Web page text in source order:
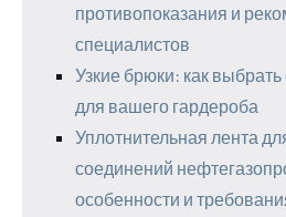
противопоказания и
специалистов
Узкие брюки: как
для вашего гардероба
Уплотнительная лента
соединений
особенности и